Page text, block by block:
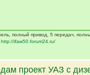
полный привод, 5 передач,
http://ifaw50.forum24.ru/
проект УАЗ с